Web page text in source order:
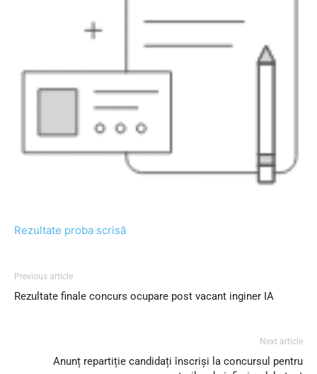
Rezultate proba scrisă
Previous article
Rezultate finale concurs ocupare post vacant inginer IA
Next article
Anunț repartiție candidați înscriși la concursul pentru